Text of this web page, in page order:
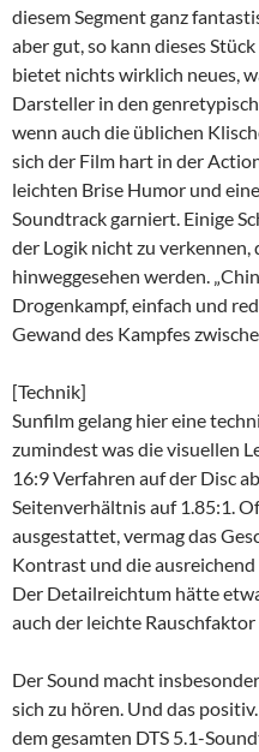
diesem Segment ganz
aber gut, so kann dieses
bietet nichts wirklich neues,
Darsteller in den
wenn auch die üblichen
sich der Film hart in der
leichten Brise Humor und
Soundtrack garniert. Einige
der Logik nicht zu
hinweggesehen werden.
Drogenkampf, einfach und
Gewand des Kampfes
[Technik]
Sunfilm gelang hier eine
zumindest was die visuellen
16:9 Verfahren auf der Disc
Seitenverhältnis auf 1.85:1.
ausgestattet, vermag das
Kontrast und die
Der Detailreichtum hätte
auch der leichte
Der Sound macht
sich zu hören. Und das
dem gesamten DTS 5.1-